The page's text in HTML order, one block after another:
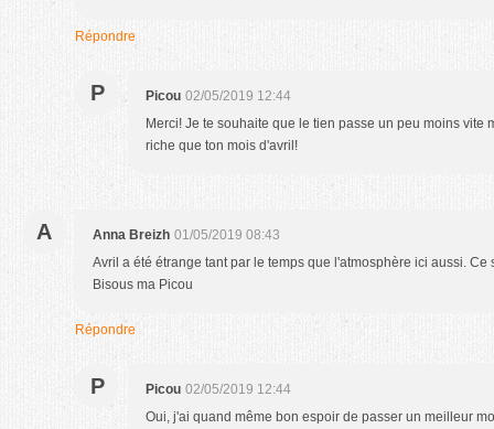
Répondre
P Picou 02/05/2019 12:44
Merci! Je te souhaite que le tien passe un peu moins vite
riche que ton mois d'avril!
A Anna Breizh 01/05/2019 08:43
Avril a été étrange tant par le temps que l'atmosphère ici aussi.
Bisous ma Picou
Répondre
P Picou 02/05/2019 12:44
Oui, j'ai quand même bon espoir de passer un meilleur